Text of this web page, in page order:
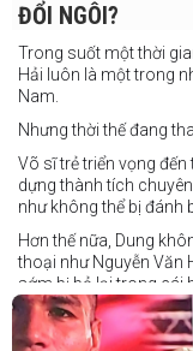
ĐỔI NGÔI?
Trong suốt một thời
Hải luôn là một trong
Nam.
Nhưng thời thế đang
Võ sĩ trẻ triển vọng
dựng thành tích
như không thể bị đánh
Hơn thế nữa, Dung
thoại như Nguyễn Văn
sớm bị bỏ lại trong cái
Dung nói rằng anh
điển trai đối với “Hanoi